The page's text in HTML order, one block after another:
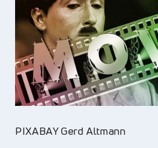
PIXABAY Gerd Altmann